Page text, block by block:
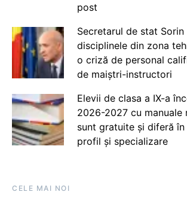
post
Secretarul de stat Sorin
disciplinele din zona
o criză de personal
de maiștri-instructori
Elevii de clasa a IX-a
2026-2027 cu manuale
sunt gratuite și diferă
profil și specializare
CELE MAI NOI